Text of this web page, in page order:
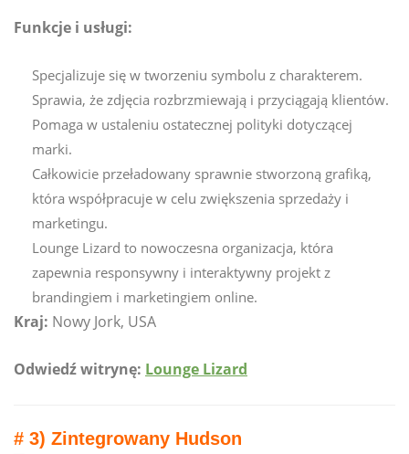
Funkcje i usługi:
Specjalizuje się w tworzeniu symbolu z charakterem.
Sprawia, że ​​zdjęcia rozbrzmiewają i przyciągają klientów.
Pomaga w ustaleniu ostatecznej polityki dotyczącej
marki.
Całkowicie przeładowany sprawnie stworzoną grafiką,
która współpracuje w celu zwiększenia sprzedaży i
marketingu.
Lounge Lizard to nowoczesna organizacja, która
zapewnia responsywny i interaktywny projekt z
brandingiem i marketingiem online.
Kraj: Nowy Jork, USA
Odwiedź witrynę: Lounge Lizard
# 3) Zintegrowany Hudson